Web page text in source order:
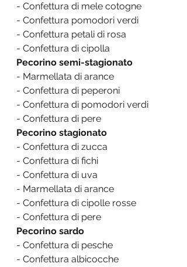
- Confettura di mele cotogne
- Confettura pomodori verdi
- Confettura petali di rosa
- Confettura di cipolla
Pecorino semi-stagionato
- Marmellata di arance
- Confettura di peperoni
- Confettura di pomodori verdi
- Confettura di pere
Pecorino stagionato
- Confettura di zucca
- Confettura di fichi
- Confettura di uva
- Marmellata di arance
- Confettura di cipolle rosse
- Confettura di pere
Pecorino sardo
- Confettura di pesche
- Confettura albicocche